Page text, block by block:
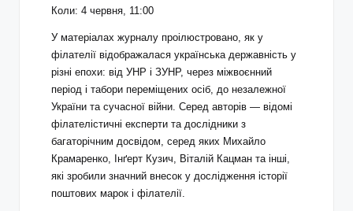
Коли: 4 червня, 11:00
У матеріалах журналу проілюстровано, як у
філателії відображалася українська державність у
різні епохи: від УНР і ЗУНР, через міжвоєнний
період і табори переміщених осіб, до незалежної
України та сучасної війни. Серед авторів — відомі
філателістичні експерти та дослідники з
багаторічним досвідом, серед яких Михайло
Крамаренко, Інґерт Кузич, Віталій Кацман та інші,
які зробили значний внесок у дослідження історії
поштових марок і філателії.